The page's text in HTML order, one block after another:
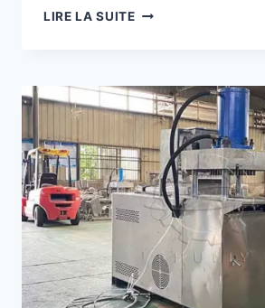
LIRE LA SUITELIGNE
CHARBON
BOIS
POUR
BARBECUE
SHULIY
ENVOYÉE
AU
MEXIQUE